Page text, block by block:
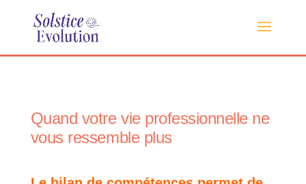
Quand votre vie professionnelle ne
vous ressemble plus